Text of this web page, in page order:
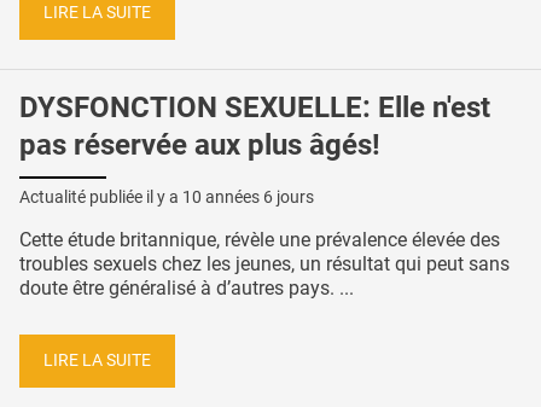
LIRE LA SUITE
DYSFONCTION SEXUELLE: Elle n'est
pas réservée aux plus âgés!
Actualité publiée il y a 10 années 6 jours
Cette étude britannique, révèle une prévalence élevée des
troubles sexuels chez les jeunes, un résultat qui peut sans
doute être généralisé à d’autres pays. ...
LIRE LA SUITE